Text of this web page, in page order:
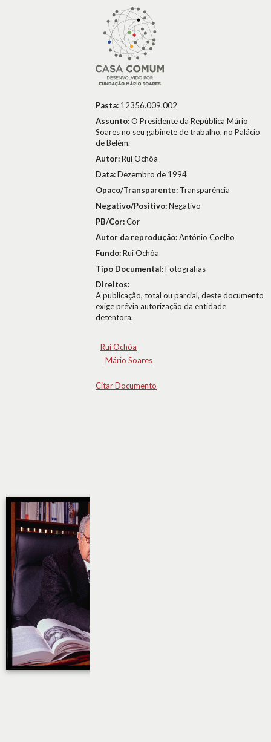
Pasta: 12356.009.002
Assunto:O Presidente da República Mário
Soares no seu gabinete de trabalho, no Palácio
de Belém.
Autor:Rui Ochôa
Data:Dezembro de 1994
Opaco/Transparente: Transparência
Negativo/Positivo:Negativo
PB/Cor:Cor
Autor da reprodução:António Coelho
Fundo:Rui Ochôa
Tipo Documental:Fotografias
Direitos:
A publicação, total ou parcial, deste documento
exige prévia autorização da entidade
detentora.
Rui Ochôa
Mário Soares
Citar Documento